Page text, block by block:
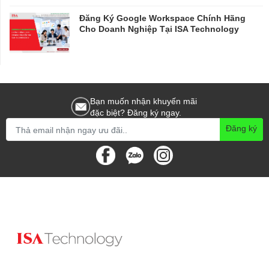
Đăng Ký Google Workspace Chính Hãng
Cho Doanh Nghiệp Tại ISA Technology
Bạn muốn nhận khuyến mãi
đặc biệt? Đăng ký ngay.
Đăng ký